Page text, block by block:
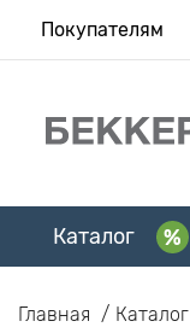
Покупателям
Каталог
Главная Каталог